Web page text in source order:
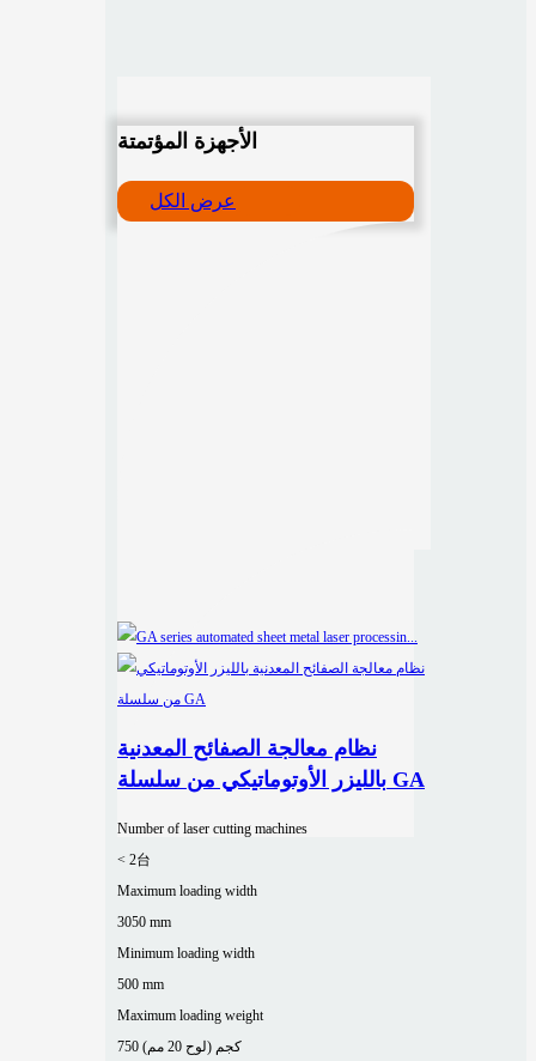
الأجهزة المؤتمتة
عرض الكل
نظام معالجة الصفائح المعدنية
بالليزر الأوتوماتيكي من سلسلة GA
Number of laser cutting machines
< 2台
Maximum loading width
3050 mm
Minimum loading width
500 mm
Maximum loading weight
750 كجم (لوح 20 مم)